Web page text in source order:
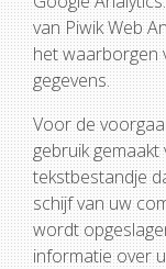
van Piwik Web
het waarborgen
gegevens.
Voor de
gebruik
tekstbestandje
schijf van uw
wordt
informatie over